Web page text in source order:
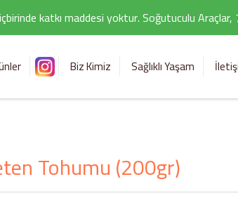
katkı maddesi yoktur. Soğutuculu
Biz Kimiz Sağlıklı Yaşam
Tohumu (200gr)